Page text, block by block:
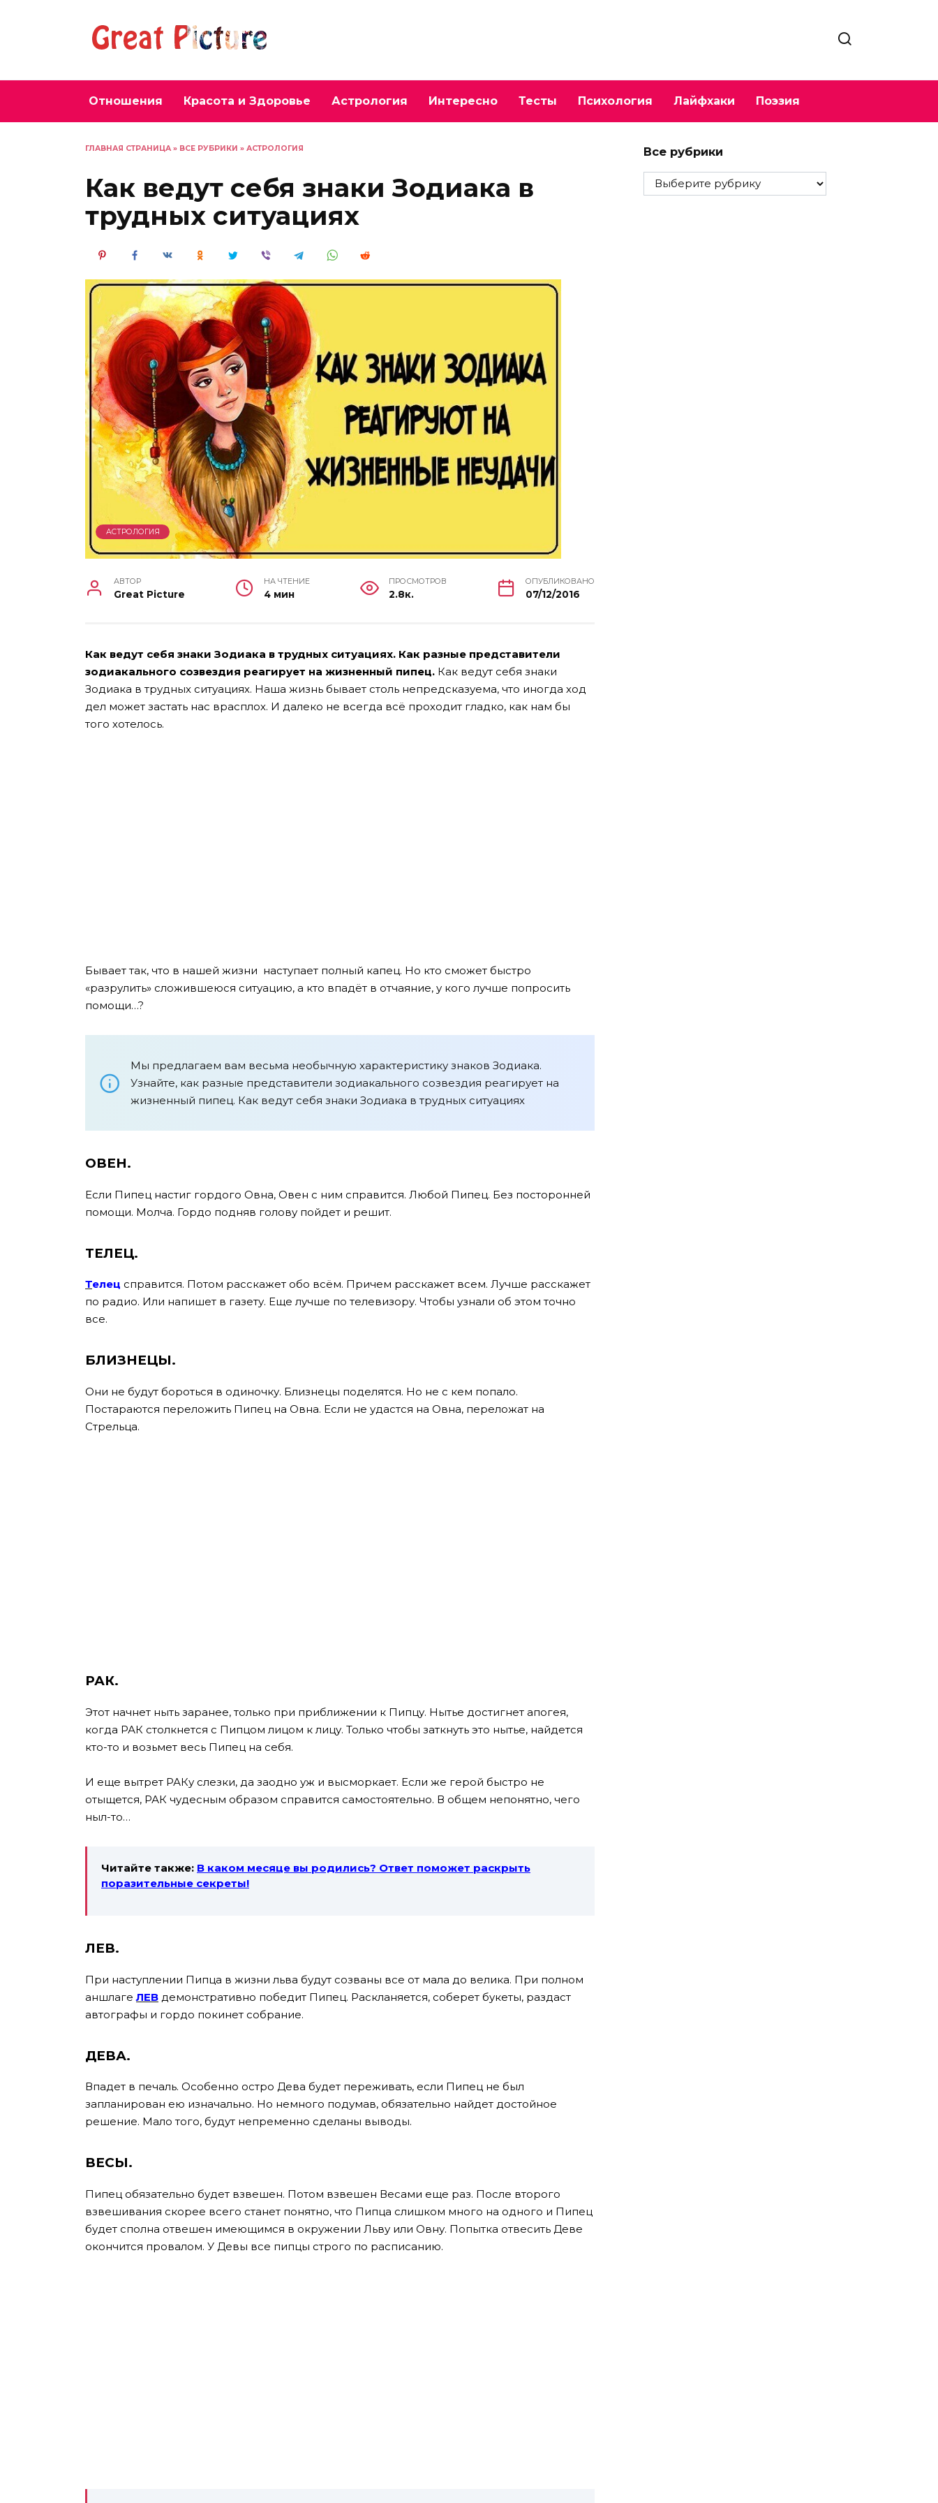
Отношения Красота и Здоровье Астрология Интересно Тесты Психология Лайфхаки Поэзия
ГЛАВНАЯ СТРАНИЦА » ВСЕ РУБРИКИ » АСТРОЛОГИЯ
Как ведут себя знаки Зодиака в
трудных ситуациях
АСТРОЛОГИЯ
АВТОР
Great Picture
НА ЧТЕНИЕ
4 мин
ПРОСМОТРОВ
2.8к.
ОПУБЛИКОВАНО
07/12/2016
Как ведут себя знаки Зодиака в трудных ситуациях. Как разные представители
зодиакального созвездия реагирует на жизненный пипец. Как ведут себя знаки
Зодиака в трудных ситуациях. Наша жизнь бывает столь непредсказуема, что иногда ход
дел может застать нас врасплох. И далеко не всегда всё проходит гладко, как нам бы
того хотелось.
Бывает так, что в нашей жизни наступает полный капец. Но кто сможет быстро
«разрулить» сложившеюся ситуацию, а кто впадёт в отчаяние, у кого лучше попросить
помощи…?
Мы предлагаем вам весьма необычную характеристику знаков Зодиака.
Узнайте, как разные представители зодиакального созвездия реагирует на
жизненный пипец. Как ведут себя знаки Зодиака в трудных ситуациях
ОВЕН.
Если Пипец настиг гордого Овна, Овен с ним справится. Любой Пипец. Без посторонней
помощи. Молча. Гордо подняв голову пойдет и решит.
ТЕЛЕЦ.
Телец справится. Потом расскажет обо всём. Причем расскажет всем. Лучше расскажет
по радио. Или напишет в газету. Еще лучше по телевизору. Чтобы узнали об этом точно
все.
БЛИЗНЕЦЫ.
Они не будут бороться в одиночку. Близнецы поделятся. Но не с кем попало.
Постараются переложить Пипец на Овна. Если не удастся на Овна, переложат на
Стрельца.
РАК.
Этот начнет ныть заранее, только при приближении к Пипцу. Нытье достигнет апогея,
когда РАК столкнется с Пипцом лицом к лицу. Только чтобы заткнуть это нытье, найдется
кто-то и возьмет весь Пипец на себя.
И еще вытрет РАКу слезки, да заодно уж и высморкает. Если же герой быстро не
отыщется, РАК чудесным образом справится самостоятельно. В общем непонятно, чего
ныл-то…
Читайте также: В каком месяце вы родились? Ответ поможет раскрыть
поразительные секреты!
ЛЕВ.
При наступлении Пипца в жизни льва будут созваны все от мала до велика. При полном
аншлагеЛЕВ демонстративно победит Пипец. Раскланяется, соберет букеты, раздаст
автографы и гордо покинет собрание.
ДЕВА.
Впадет в печаль. Особенно остро Дева будет переживать, если Пипец не был
запланирован ею изначально. Но немного подумав, обязательно найдет достойное
решение. Мало того, будут непременно сделаны выводы.
ВЕСЫ.
Пипец обязательно будет взвешен. Потом взвешен Весами еще раз. После второго
взвешивания скорее всего станет понятно, что Пипца слишком много на одного и Пипец
будет сполна отвешен имеющимся в окружении Льву или Овну. Попытка отвесить Деве
окончится провалом. У Девы все пипцы строго по расписанию.
Все рубрики
Все
рубрики